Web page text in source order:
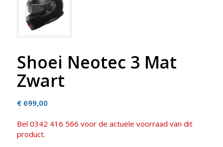
Shoei Neotec 3 Mat
Zwart
€699,00
Bel 0342 416 566 voor de actuele voorraad van dit
product.